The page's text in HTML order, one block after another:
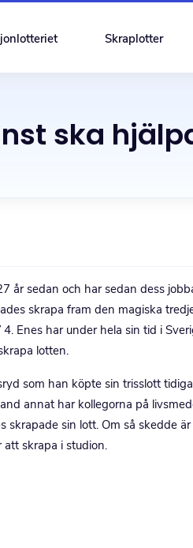
Skraplotter
ska
år sedan och har sedan dess
skrapa fram den magiska
Enes har under hela sin tid i
lotten.
som han köpte sin trisslott
annat har kollegorna på
skrapade sin lott. Om så skedde
skrapa i studion.